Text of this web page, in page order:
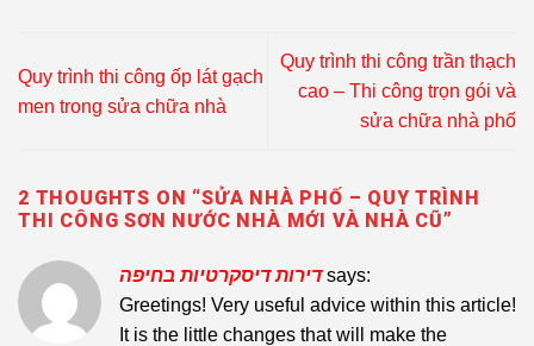
Quy trình thi công ốp lát gạch
men trong sửa chữa nhà
Quy trình thi công trần thạch
cao – Thi công trọn gói và
sửa chữa nhà phố
2 THOUGHTS ON “SỬA NHÀ PHỐ – QUY TRÌNH
THI CÔNG SƠN NƯỚC NHÀ MỚI VÀ NHÀ CŨ”
דירות דיסקרטיות בחיפה says:
Greetings! Very useful advice within this article!
It is the little changes that will make the